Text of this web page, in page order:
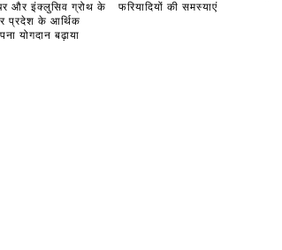
और इंक्लुसिव ग्रोथ के
प्रदेश के आर्थिक
योगदान बढ़ाया
फरियादियों की समस्याएं